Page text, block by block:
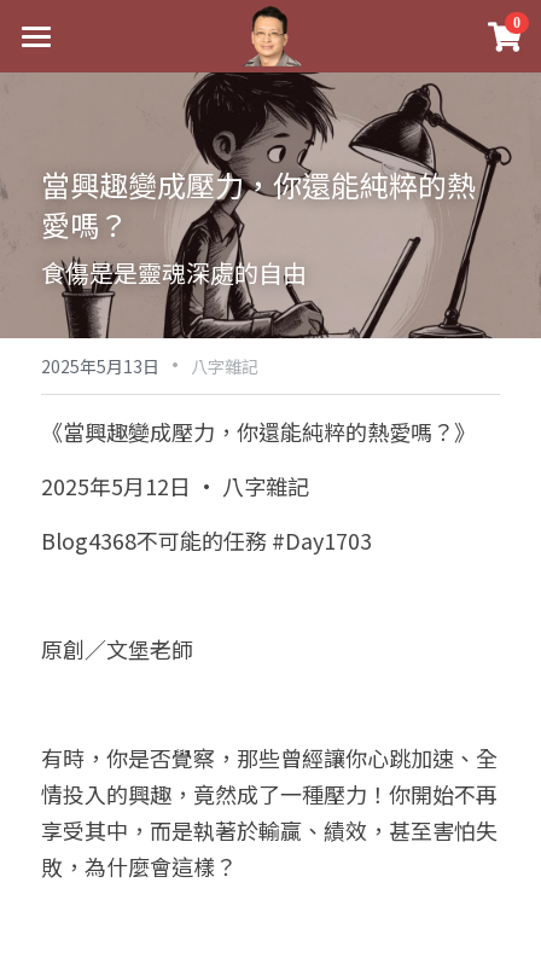
0
最新消息
實體經營
祖傳命理
手工印鑑
課程介紹
五行八字學
後天派陽宅
Blog
黃金會員專區
八字雜記
心靈成長
人氣最高
臉書生活
試閱專區
Podcast聽書
團隊訓練營
八字視頻
線上直播
線上學苑
八字初階班1
八字初階班2
八字中階班
五人實戰班
五行計算初階班
五行計算高階班
命理商城
八字完整班
科學八字推理PDF
小兒命名
我的著作
科學八字推理2
科學八字輕鬆學
輕鬆學會科學八字推理
批命預約
常見問題
FB粉絲頁
登錄/註冊
繁體中文
繁體中文
0938617837
support@p8zicourse.com
當興趣變成壓力，你還能純粹的熱
愛嗎？
食傷是是靈魂深處的自由
2025年5月13日 · 八字雜記
《當興趣變成壓力，你還能純粹的熱愛嗎？》
2025年5月12日 · 八字雜記
Blog4368不可能的任務 #Day1703
原創／文堡老師
有時，你是否覺察，那些曾經讓你心跳加速、全
情投入的興趣，竟然成了一種壓力！你開始不再
享受其中，而是執著於輸贏、績效，甚至害怕失
敗，為什麼會這樣？
×
商品分類
八字線上完整班
科學八字推理PDF
《十神高階實戰錄》完整典藏版
1美元超值PDF